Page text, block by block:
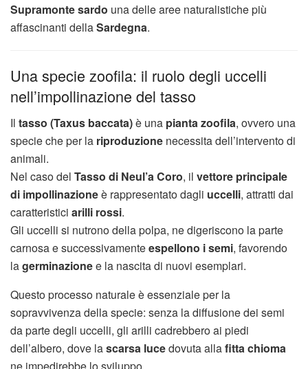
Supramonte sardo una delle aree naturalistiche più
affascinanti dellaSardegna.
Una specie zoofila: il ruolo degli uccelli
nell’impollinazione del tasso
Il tasso (Taxus baccata)è una pianta zoofila, ovvero una
specie che per la riproduzione necessita dell’intervento di
animali.
Nel caso del Tasso di Neul’a Coro, il vettore principale
di impollinazioneè rappresentato dagli uccelli, attratti dai
caratteristici arilli rossi.
Gli uccelli si nutrono della polpa, ne digeriscono la parte
carnosa e successivamenteespellono i semi, favorendo
lagerminazionee la nascita di nuovi esemplari.
Questo processo naturale è essenziale per la
sopravvivenza della specie: senza la diffusione dei semi
da parte degli uccelli, gli arilli cadrebbero ai piedi
dell’albero, dove lascarsa lucedovuta allafitta chioma